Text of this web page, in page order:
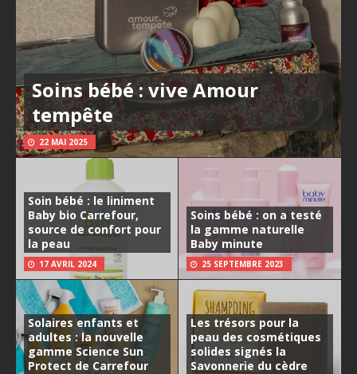
Soins bébé : vive Amour
tempête
22 MAI 2025
Soin bébé : le liniment
Baby bio Carrefour,
source de confort pour
la peau
17 AVRIL 2024
Soins bébé : on a testé
la gamme naturelle
Baby minute
25 SEPTEMBRE 2023
Solaires enfants et
adultes : la nouvelle
gamme Science Sun
Protect de Carrefour
Les trésors pour la
peau des cosmétiques
solides signés la
Savonnerie du cèdre